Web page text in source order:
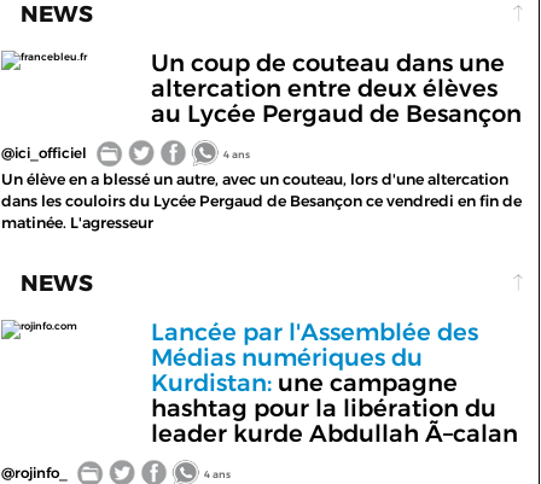
NEWS
francebleu.fr
Un coup de couteau dans une
altercation entre deux élèves
au Lycée Pergaud de Besançon
@ici_officiel 4 ans
Un élève en a blessé un autre, avec un couteau, lors d'une altercation
dans les couloirs du Lycée Pergaud de Besançon ce vendredi en fin de
matinée. L'agresseur
NEWS
rojinfo.com
Lancée par l'Assemblée des
Médias numériques du
Kurdistan:une campagne
hashtag pour la libération du
leader kurde Abdullah Ã–calan
@rojinfo_ 4 ans